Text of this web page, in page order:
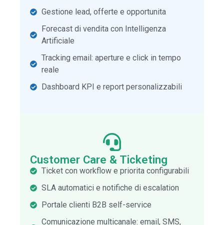
Gestione lead, offerte e opportunita
Forecast di vendita con Intelligenza
Artificiale
Tracking email: aperture e click in tempo
reale
Dashboard KPI e report personalizzabili
Customer Care & Ticketing
Ticket con workflow e priorita configurabili
SLA automatici e notifiche di escalation
Portale clienti B2B self-service
Comunicazione multicanale: email, SMS,